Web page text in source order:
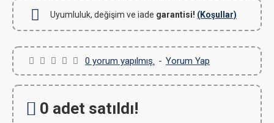
Uyumluluk, değişim ve iade garantisi! (Koşullar)
0 yorum yapılmış. - Yorum Yap
0 adet satıldı!